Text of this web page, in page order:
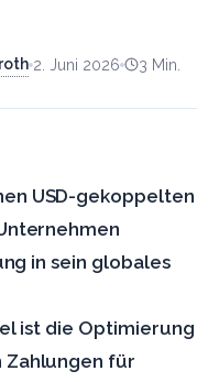
2. Juni 2026 3 Min.
USD-gekoppelten
in sein globales
ist die Optimierung
für